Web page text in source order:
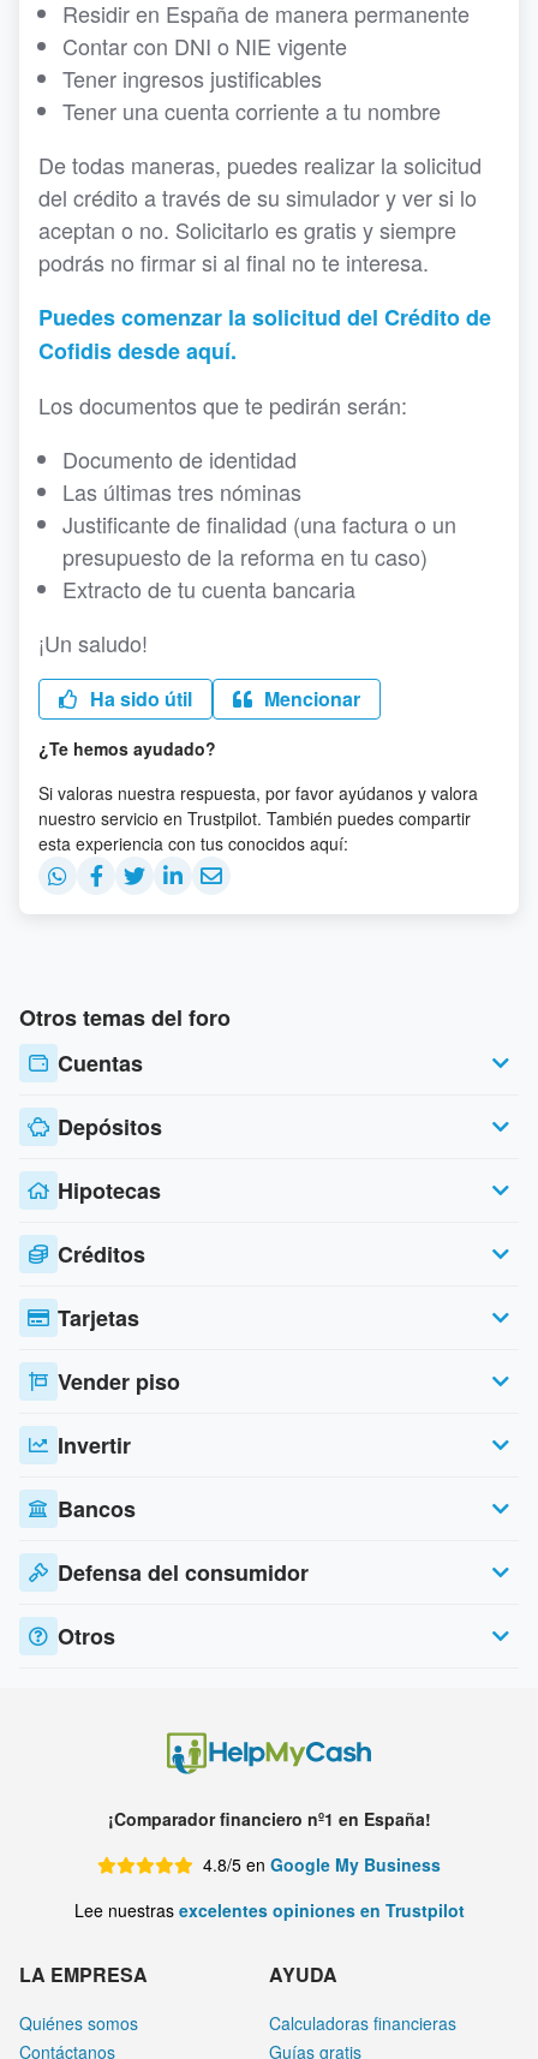
Residir en España de manera permanente
Contar con DNI o NIE vigente
Tener ingresos justificables
Tener una cuenta corriente a tu nombre
De todas maneras, puedes realizar la solicitud
del crédito a través de su simulador y ver si lo
aceptan o no. Solicitarlo es gratis y siempre
podrás no firmar si al final no te interesa.
Puedes comenzar la solicitud del Crédito de
Cofidis desde aquí.
Los documentos que te pedirán serán:
Documento de identidad
Las últimas tres nóminas
Justificante de finalidad (una factura o un
presupuesto de la reforma en tu caso)
Extracto de tu cuenta bancaria
¡Un saludo!
Ha sido útil Mencionar
¿Te hemos ayudado?
Si valoras nuestra respuesta, por favor ayúdanos y valora
nuestro servicio en Trustpilot. También puedes compartir
esta experiencia con tus conocidos aquí:
Otros temas del foro
Cuentas
Depósitos
Hipotecas
Créditos
Tarjetas
Vender piso
Invertir
Bancos
Defensa del consumidor
Otros
¡Comparador financiero nº1 en España!
4.8/5 en Google My Business
Lee nuestras excelentes opiniones en Trustpilot
LA EMPRESA
Quiénes somos
Contáctanos
AYUDA
Calculadoras financieras
Guías gratis